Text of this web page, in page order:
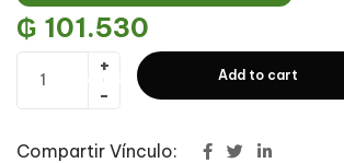
₲ 101.530
Add to cart
Compartir Vínculo: